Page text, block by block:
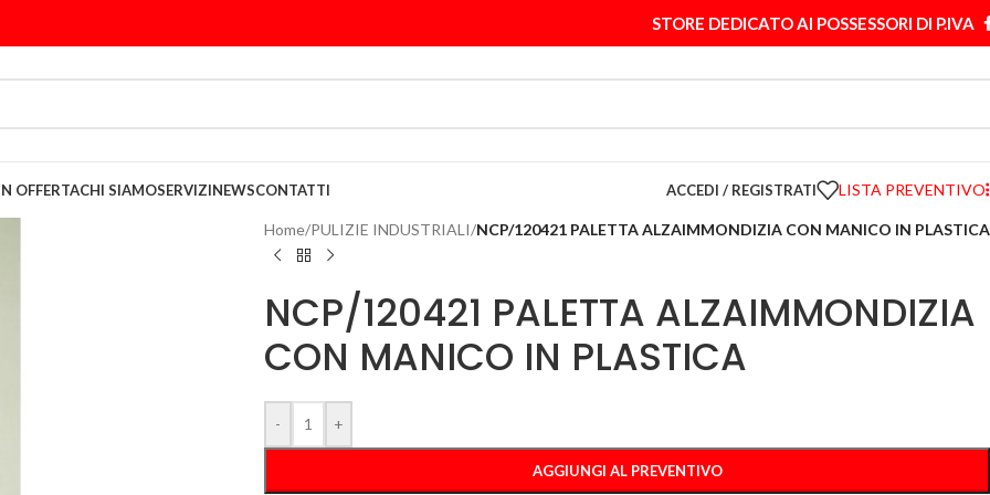
STORE DEDICATO AI POSSESSORI DI P.IVA
OFFERTACHI SIAMOSERVIZINEWSCONTATTI ACCEDI / REGISTRATI LISTA PREVENTIVO
Home/PULIZIE INDUSTRIALI/NCP/120421 PALETTA ALZAIMMONDIZIA CON MANICO IN PLASTICA
NCP/120421 PALETTA ALZAIMMONDIZIA
CON MANICO IN PLASTICA
- +
AGGIUNGI AL PREVENTIVO